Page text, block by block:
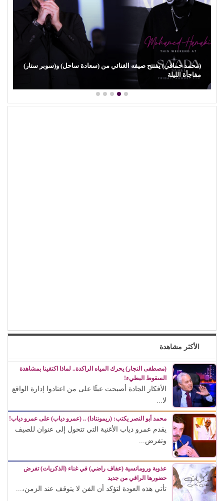
(محمد حماقي) يفتتح صيفه الغنائي من (سعادة ساحل) و(سوبر ستار)
مفاجأة الليلة
الأكثر مشاهدة
(مصطفى النجار) يحرك المياه الراكدة.. لماذا اكتفينا بمشاهدة
السقوط البطيء!
الأفكار الجادة أصبحت عبئًا على من اعتادوا إدارة الواقع
لا...
محمد أبو النصر يكتب: (ريمونتادا) .. (عمرو دياب) على عمرو دياب!
يقدم عمرو دياب الأغنية التي تتحول إلى عنوان للصيف
وتفرض...
عذوبة ورومانسية (عفاف راضي) في غناء (الذكريات) تفرض
حضورها الراقي من جديد
تأتي هذه العودة لتؤكد أن الفن لا يتوقف عند الزمن،...